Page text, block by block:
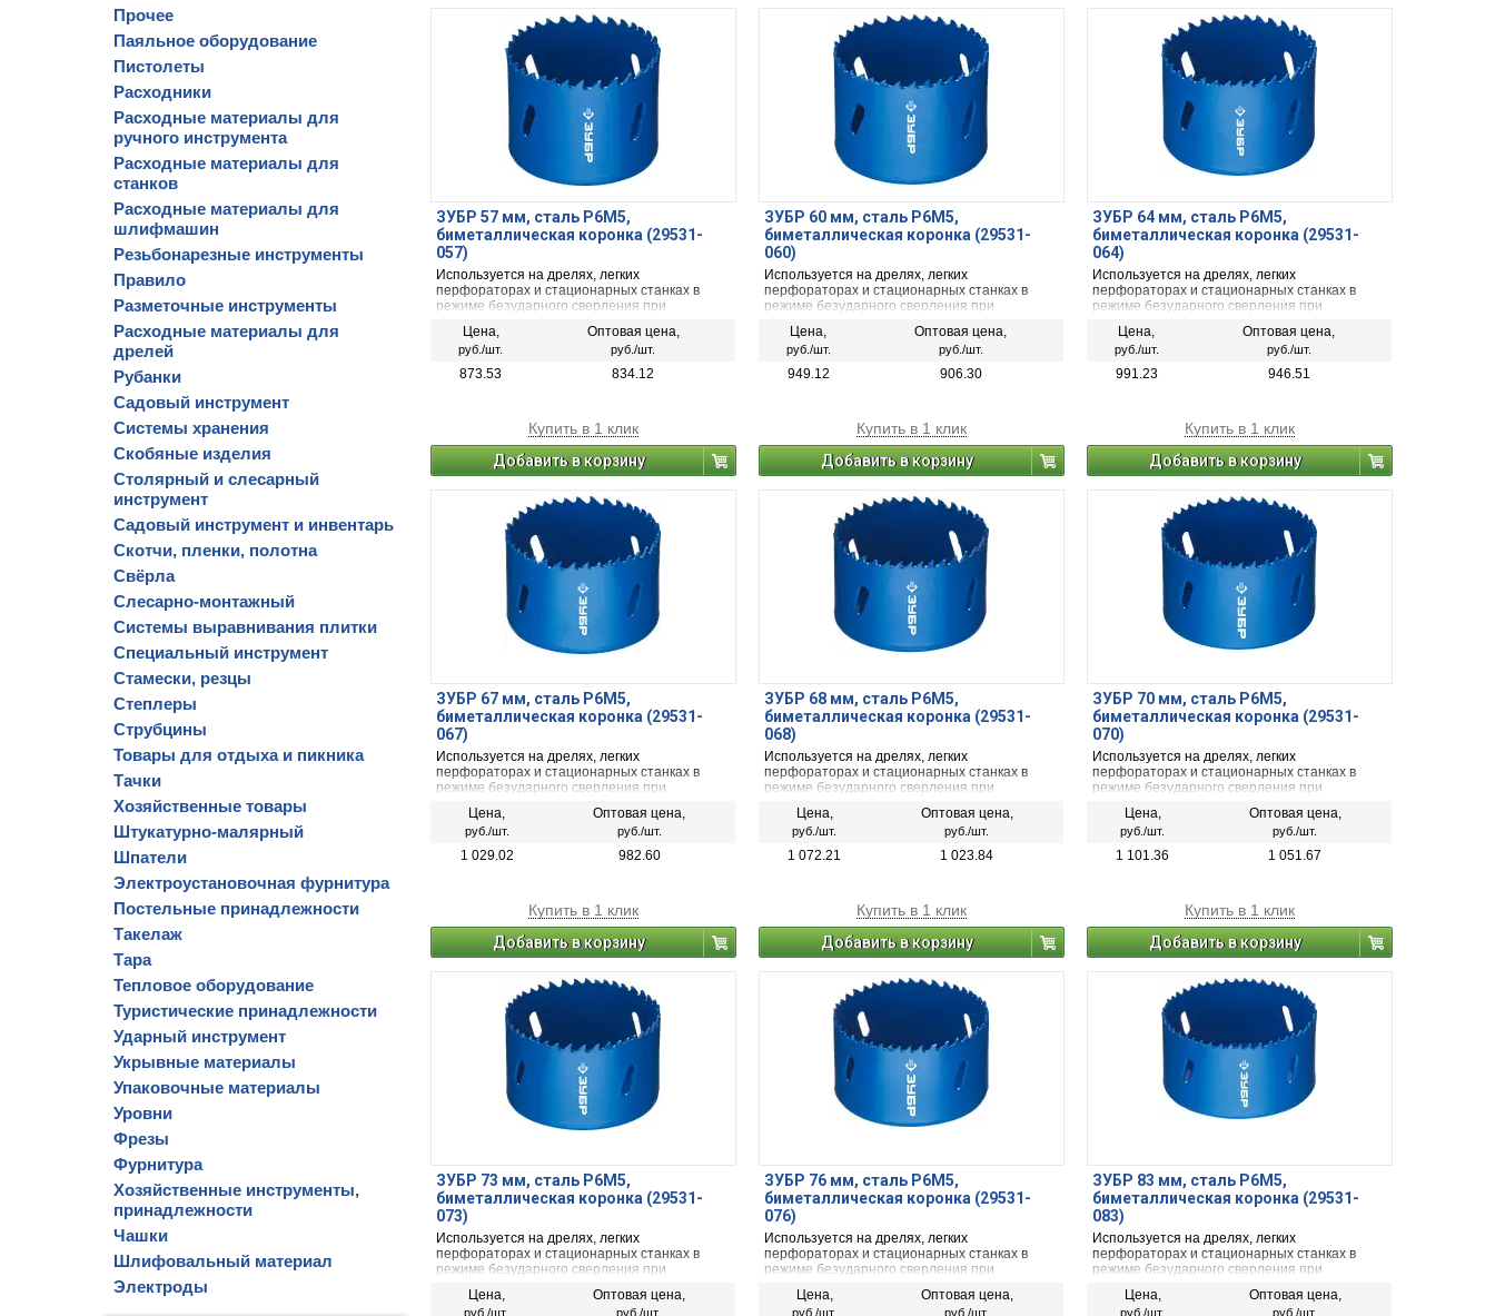
Прочее
Паяльное оборудование
Пистолеты
Расходники
Расходные материалы для
ручного инструмента
Расходные материалы для
станков
Расходные материалы для
шлифмашин
Резьбонарезные инструменты
Правило
Разметочные инструменты
Расходные материалы для
дрелей
Рубанки
Садовый инструмент
Системы хранения
Скобяные изделия
Столярный и слесарный
инструмент
Садовый инструмент и инвентарь
Скотчи, пленки, полотна
Свёрла
Слесарно-монтажный
Системы выравнивания плитки
Специальный инструмент
Стамески, резцы
Степлеры
Струбцины
Товары для отдыха и пикника
Тачки
Хозяйственные товары
Штукатурно-малярный
Шпатели
Электроустановочная фурнитура
Постельные принадлежности
Такелаж
Тара
Тепловое оборудование
Туристические принадлежности
Ударный инструмент
Укрывные материалы
Упаковочные материалы
Уровни
Фрезы
Фурнитура
Хозяйственные инструменты,
принадлежности
Чашки
Шлифовальный материал
Электроды
ЗУБР 57 мм, сталь Р6М5,
биметаллическая коронка (29531-
057)
Используется на дрелях, легких
перфораторах и стационарных станках в
режиме безударного сверления при
гипсокартона и твёрдых пластмасс.
Цена,
руб./шт.
Оптовая цена,
руб./шт.
873.53 834.12
Купить в 1 клик
Добавить в корзину
ЗУБР 60 мм, сталь Р6М5,
биметаллическая коронка (29531-
060)
Используется на дрелях, легких
перфораторах и стационарных станках в
режиме безударного сверления при
гипсокартона и твёрдых пластмасс.
Цена,
руб./шт.
Оптовая цена,
руб./шт.
949.12 906.30
Купить в 1 клик
Добавить в корзину
ЗУБР 64 мм, сталь Р6М5,
биметаллическая коронка (29531-
064)
Используется на дрелях, легких
перфораторах и стационарных станках в
режиме безударного сверления при
гипсокартона и твёрдых пластмасс.
Цена,
руб./шт.
Оптовая цена,
руб./шт.
991.23 946.51
Купить в 1 клик
Добавить в корзину
ЗУБР 67 мм, сталь Р6М5,
биметаллическая коронка (29531-
067)
Используется на дрелях, легких
перфораторах и стационарных станках в
режиме безударного сверления при
гипсокартона и твёрдых пластмасс.
Цена,
руб./шт.
Оптовая цена,
руб./шт.
1 029.02 982.60
Купить в 1 клик
Добавить в корзину
ЗУБР 68 мм, сталь Р6М5,
биметаллическая коронка (29531-
068)
Используется на дрелях, легких
перфораторах и стационарных станках в
режиме безударного сверления при
гипсокартона и твёрдых пластмасс.
Цена,
руб./шт.
Оптовая цена,
руб./шт.
1 072.21 1 023.84
Купить в 1 клик
Добавить в корзину
ЗУБР 70 мм, сталь Р6М5,
биметаллическая коронка (29531-
070)
Используется на дрелях, легких
перфораторах и стационарных станках в
режиме безударного сверления при
гипсокартона и твёрдых пластмасс.
Цена,
руб./шт.
Оптовая цена,
руб./шт.
1 101.36 1 051.67
Купить в 1 клик
Добавить в корзину
ЗУБР 73 мм, сталь Р6М5,
биметаллическая коронка (29531-
073)
Используется на дрелях, легких
перфораторах и стационарных станках в
режиме безударного сверления при
гипсокартона и твёрдых пластмасс.
Цена,
руб./шт.
Оптовая цена,
руб./шт.
ЗУБР 76 мм, сталь Р6М5,
биметаллическая коронка (29531-
076)
Используется на дрелях, легких
перфораторах и стационарных станках в
режиме безударного сверления при
гипсокартона и твёрдых пластмасс.
Цена,
руб./шт.
Оптовая цена,
руб./шт.
ЗУБР 83 мм, сталь Р6М5,
биметаллическая коронка (29531-
083)
Используется на дрелях, легких
перфораторах и стационарных станках в
режиме безударного сверления при
гипсокартона и твёрдых пластмасс.
Цена,
руб./шт.
Оптовая цена,
руб./шт.